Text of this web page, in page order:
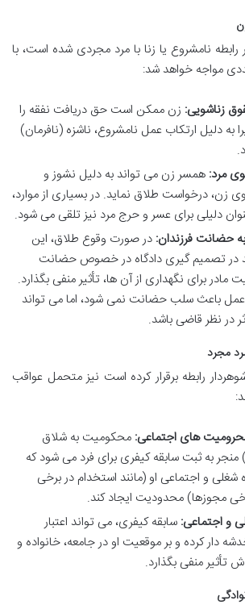
نامشروع یا زنا با مرد مجردی شده است، با
مواجه خواهد شد:
زناشویی: زن ممکن است حق دریافت نفقه را
به دلیل ارتکاب عمل نامشروع، ناشزه (نافرمان)
مرد: همسر زن می تواند به دلیل نشوز و
زن، درخواست طلاق نماید. در بسیاری از موارد،
دلیلی برای عسر و حرج مرد نیز تلقی می شود.
حضانت فرزندان: در صورت وقوع طلاق، این
در تصمیم گیری دادگاه در خصوص حضانت
مادر برای نگهداری از آن ها، تأثیر منفی بگذارد.
باعث سلب حضانت نمی شود، اما می تواند
در نظر قاضی باشد.
مجرد
رابطه برقرار کرده است نیز متحمل عواقب
های اجتماعی: محکومیت به شلاق
به ثبت سابقه کیفری برای فرد می شود که
شغلی و اجتماعی او (مانند استخدام در برخی
مجوزها) محدودیت ایجاد کند.
و اجتماعی: سابقه کیفری، می تواند اعتبار
دار کرده و بر موقعیت او در جامعه، خانواده و
تأثیر منفی بگذارد.